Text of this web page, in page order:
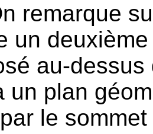
remarque
un
au-
un plan
le